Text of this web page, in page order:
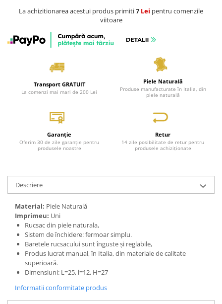
La achizitionarea acestui produs primiti7 Lei pentru comenzile
viitoare
Transport GRATUIT
La comenzi mai mari de 200 Lei
Piele Naturală
Produse manufacturate în Italia, din
piele naturală
Garanție
Oferim 30 de zile garanție pentru
produsele noastre
Retur
14 zile posibilitate de retur pentru
produsele achiziționate
Descriere
Material: Piele Naturală
Imprimeu: Uni
Rucsac din piele naturala,
Sistem de închidere: fermoar simplu.
Baretele rucsacului sunt înguste și reglabile,
Produs lucrat manual, în Italia, din materiale de calitate
superioară.
Dimensiuni: L=25, l=12, H=27
Informatii conformitate produs